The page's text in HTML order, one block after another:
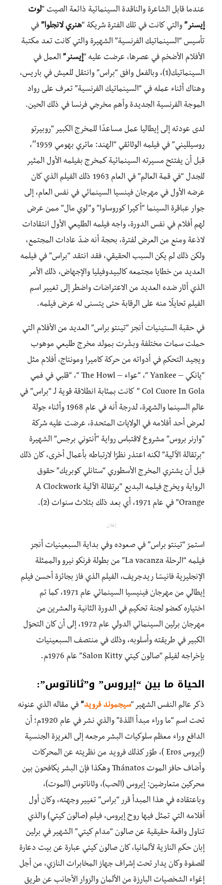
عندما قابل الشاعرة والناقدة السينمائية ذائعة الصيت “لوت
إيسنر” والتي كانت في تلك الفترة شريكة “هنري لانجلوا” في
تأسيس “السينماتيك الفرنسية” الشهيرة والتي كانت تعد مكتبة
الأفلام الأضخم في عصرها، عرضت عليه “إيسنر” العمل في
السينماتيك(1)، وبالفعل وافق “براس” وانتقل للعيش في باريس،
وهناك أثناء عمله في “السينماتيك الفرنسية” تعرف على رواد
الموجة الفرنسية الجديدة وأهم مخرجي فرنسا في ذلك الحين.
لدى عودته إلى إيطاليا عمل مساعدًا للمخرج الكبير “روبيرتو
روسيلليني” في فيلمه الوثائقي “الهند: ماتري بهومي 1959″،
قبل أن يفتتح مسيرته السينمائية كمخرج بفيلمه الأول المثير
للجدل “في قمة العالم” في العام 1963 ذلك الفيلم الذي كان
عرضه الأول في مهرجان فينسيا السينمائي في نفس العام، إلى
جوار عباقرة السينما “أكيرا كوروساوا” و”لوي مال” ممن عرض
لهم أفلام في نفس الدورة، واجه فيلمه الطليعي الأول انتقادات
لاذعة ومنع من العرض لفترة، بحجة أنه ضدّ عادات المجتمع،
ولكن ذلك لم يكن السبب الحقيقي، فقد انتقد “براس” في فيلمه
العديد من خطايا مجتمعه كالبيدوفيليا والإجهاض، ذلك الأمر
الذي أثار ضده العديد من الاعتراضات واضطر إلى تغيير اسم
الفيلم تحايلًا منه على الرقابة حتى يتسنى له عرض فيلمه.
في حقبة الستينيات أنجز “تينتو براس” العديد من الأفلام التي
حملت سمات مختلفة وبشّرت بمولد مخرج طليعي موهوب
ويجيد التحكم في أدواته من حركة كاميرا ومونتاج، أفلام مثل
“يانكي – Yankee “، “عواء – The Howl “، “قلبي في فمي
Col Cuore In Gola ” كانت بمثابة انطلاقة قوية لـ “براس” في
عالم السينما والشهرة، لدرجة أنه في عام 1968 وأثناء جولة
لعرض أحد أفلامه في الولايات المتحدة، عرضت عليه شركة
“وارنر بروس” مشروع لاقتباس رواية “أنتوني برجس” الشهيرة
“برتقالة الآلية” لكنه اعتذر نظرًا لارتباطه بأعمال أخرى، كان ذلك
قبل أن يشتري المخرج الأسطوري “ستانلي كوبريك” حقوق
الرواية ويخرج فيلمه البديع “برتقالة الآلية A Clockwork
Orange” في عام 1971، أي بعد ذلك بثلاث سنوات (2).
إعلان
استمرّ “تينتو براس” في صعوده وفي بداية السبعينيات أنجز
فيلمه “الرحلة La vacanza” من بطولة فرنكو نيرو والممثلة
الإنجليزية فانيسّا ريدجريف، الفيلم الذي فاز بجائزة أحسن فيلم
إيطالي من مهرجان فينيسيا السينمائي عام 1971، كما تم
اختياره كعضو لجنة تحكيم في الدورة الثانية والعشرين من
مهرجان برلين السينمائي الدولي عام 1972، إلى أن كان التحوّل
الكبير في طريقته وأسلوبه، وذلك في منتصف السبعينيات
بإخراجه لفيلم “صالون كيتي Salon Kitty” عام 1976م.
الحياة ما بين “إيروس” و”ثاناتوس”:
ذكر عالم النفس الشهير “سيجموند فرويد” في مقاله الذي عنونه
تحت اسم “ما وراء مبدأ اللذة” والذي نشر في عام 1920م؛ أن
الدافع وراء معظم سلوكيات البشر مرجعه إلى الغريزة الجنسية
(إيروس Eros )، طوّر كذلك فرويد من نظريته عن المحركات
وأضاف حافز الموت Thánatos وهكذا فإن البشر يكافحون بين
محركين متعارضين: إيروس (الحب)، وثاناتوس (الموت)،
وباعتقاده في هذا المبدأ قرر “براس” تغيير وجهته، وكان أول
أفلامه التي تمثل فيها روح إيروس، فيلم (صالون كيتي) والذي
تناول واقعة حقيقية عن صالون “مدام كيتي” الشهير في برلين
إبان حكم النازية لألمانيا، كان صالون كيتي عبارة عن بيت دعارة
للصفوة وكان يدار تحت إشراف جهاز المخابرات النازي، من أجل
إغواء الشخصيات البارزة من الألمان والزوار الأجانب عن طريق